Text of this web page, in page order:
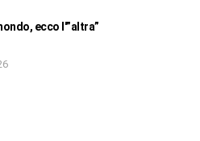
ecco l'”altra”